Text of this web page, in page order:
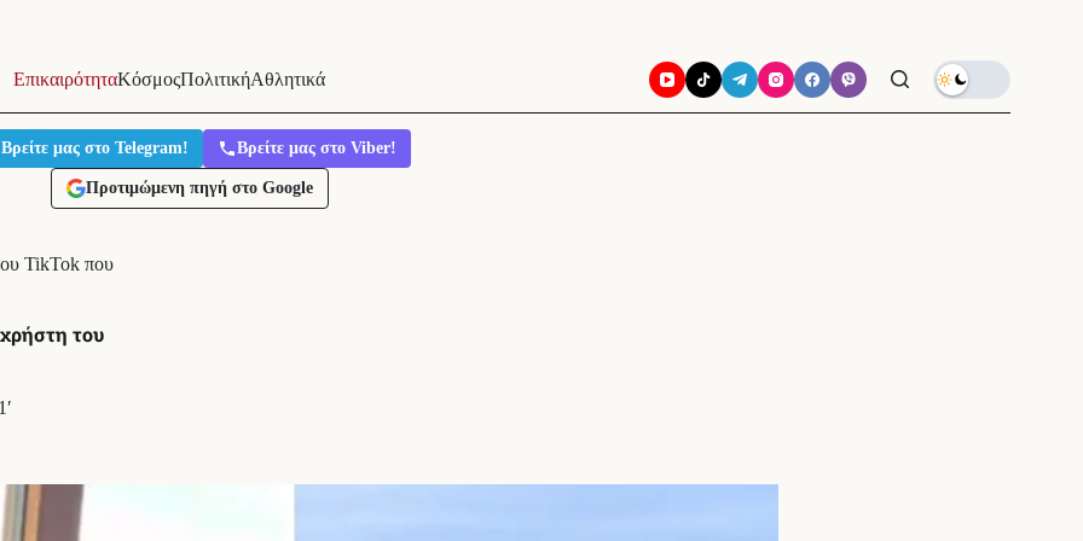
ΕπικαιρότηταΚόσμοςΠολιτικήΑθλητικά
Βρείτε μας στο Telegram! Βρείτε μας στο Viber!
Προτιμώμενη πηγή στο Google
TikTok που
του
1′